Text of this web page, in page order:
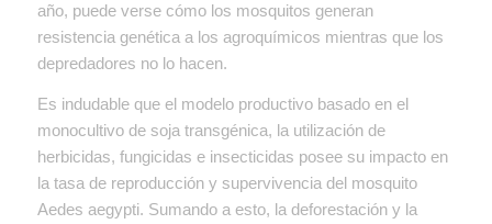
año, puede verse cómo los mosquitos generan
resistencia genética a los agroquímicos mientras que los
depredadores no lo hacen.
Es indudable que el modelo productivo basado en el
monocultivo de soja transgénica, la utilización de
herbicidas, fungicidas e insecticidas posee su impacto en
la tasa de reproducción y supervivencia del mosquito
Aedes aegypti. Sumando a esto, la deforestación y la